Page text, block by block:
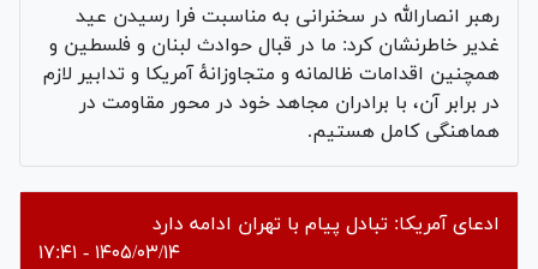
رهبر انصارالله در سخنرانی به مناسبت فرا رسیدن عید
غدیر خاطرنشان کرد: ما در قبال حوادث لبنان و فلسطین و
همچنین اقدامات ظالمانه و متجاوزانهٔ آمریکا و تدابیر لازم
در برابر آن، با برادران مجاهد خود در محور مقاومت در
هماهنگی کامل هستیم.
ادعای آمریکا: تبادل پیام با تهران ادامه دارد
۱۴۰۵/۰۳/۱۴ - ۱۷:۴۱